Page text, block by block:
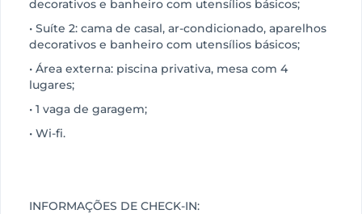
decorativos e banheiro com utensílios básicos;
• Suíte 2: cama de casal, ar-condicionado, aparelhos
decorativos e banheiro com utensílios básicos;
• Área externa: piscina privativa, mesa com 4
lugares;
• 1 vaga de garagem;
• Wi-fi.
INFORMAÇÕES DE CHECK-IN: